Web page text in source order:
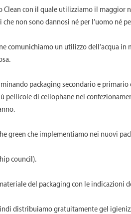
con il quale utilizziamo il maggior
non sono dannosi né per l’uomo né
comunichiamo un utilizzo dell’acqua in
packaging secondario e primario
pellicole di cellophane nel
green che implementiamo nei nuovi
council).
del packaging con le indicazioni
distribuiamo gratuitamente gel